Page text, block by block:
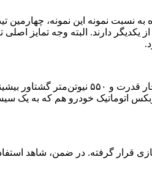
دارند. البته وجه تمایز اصلی
به لطف بازنگری‌هایی که در هوارسانی صورت گرفته، و همچنین تغییراتی در سیستم پاشش سوخت، موتور
قرار گرفته. در ضمن، شاهد